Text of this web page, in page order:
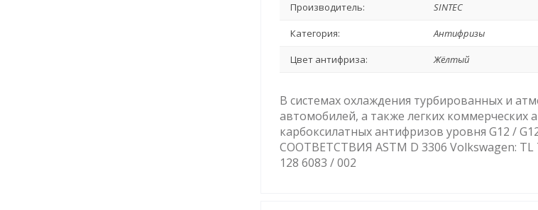
Производитель: SINTEC
Категория: Антифризы
Цвет антифриза: Жёлтый
В системах охлаждения турбированных и
автомобилей, а также легких коммерческих
карбоксилатных антифризов уровня G12 /
СООТВЕТСТВИЯ ASTM D 3306 Volkswagen: TL
128 6083 / 002